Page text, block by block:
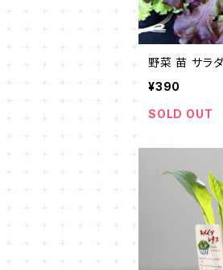
野菜 苗 サラ
¥390
SOLD OUT